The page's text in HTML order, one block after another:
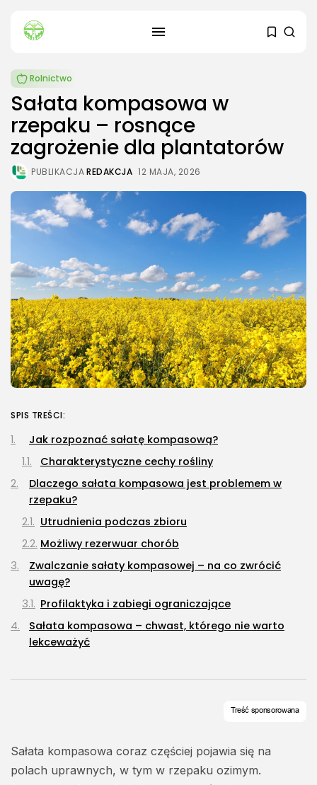
SZUKAJ
OSTATNIE ARTYKUŁY
Dom i Ogród
Kiedy sadzić sadzonki ogórków?
3 SIERPNIA, 2026
Budownictwo i Nieruchomości
Dach zielony – jakie są jego...
24 LIPCA, 2026
Energetyka
Pompa ciepła – jak działa, ile...
23 LIPCA, 2026
Sucha karma dla kota –
dlaczego...
23 LIPCA, 2026
NAJPOPULARNIEJSZE KATEGORIE
Rolnictwo
176Artykuły
145Artykuły
127Artykuły
Ciekawostki
Turystyka
Rolnictwo
Sałata kompasowa w
rzepaku – rosnące
zagrożenie dla plantatorów
PUBLIKACJAREDAKCJA 12 MAJA, 2026
Sałata kompasowa coraz częściej pojawia się na
polach uprawnych, w tym w rzepaku ozimym.
SPIS TREŚCI:
Jak rozpoznać sałatę kompasową?
Charakterystyczne cechy rośliny
Dlaczego sałata kompasowa jest problemem w
rzepaku?
Utrudnienia podczas zbioru
Możliwy rezerwuar chorób
Zwalczanie sałaty kompasowej – na co zwrócić
uwagę?
Profilaktyka i zabiegi ograniczające
Sałata kompasowa – chwast, którego nie warto
lekceważyć